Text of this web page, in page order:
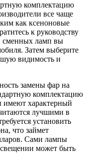
комплектацию
все чаще
как ксеноновые
к руководству
сменных ламп вы
Затем выберите
видимость и
замены фар на
комплектацию
имеют характерный
лучшими в
установить
что займет
Сами лампы
может быть